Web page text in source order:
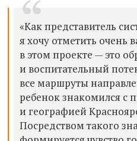
«Как представитель
я хочу отметить
в этом проекте — это
и воспитательный
все маршруты
ребенок знакомился с
и географией
Посредством такого